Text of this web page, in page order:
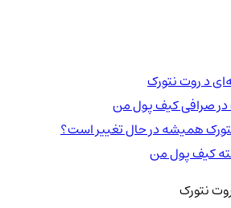
د روت نتورک
صرافی کیف پول من
همیشه در حال تغییر است؟
نتورک